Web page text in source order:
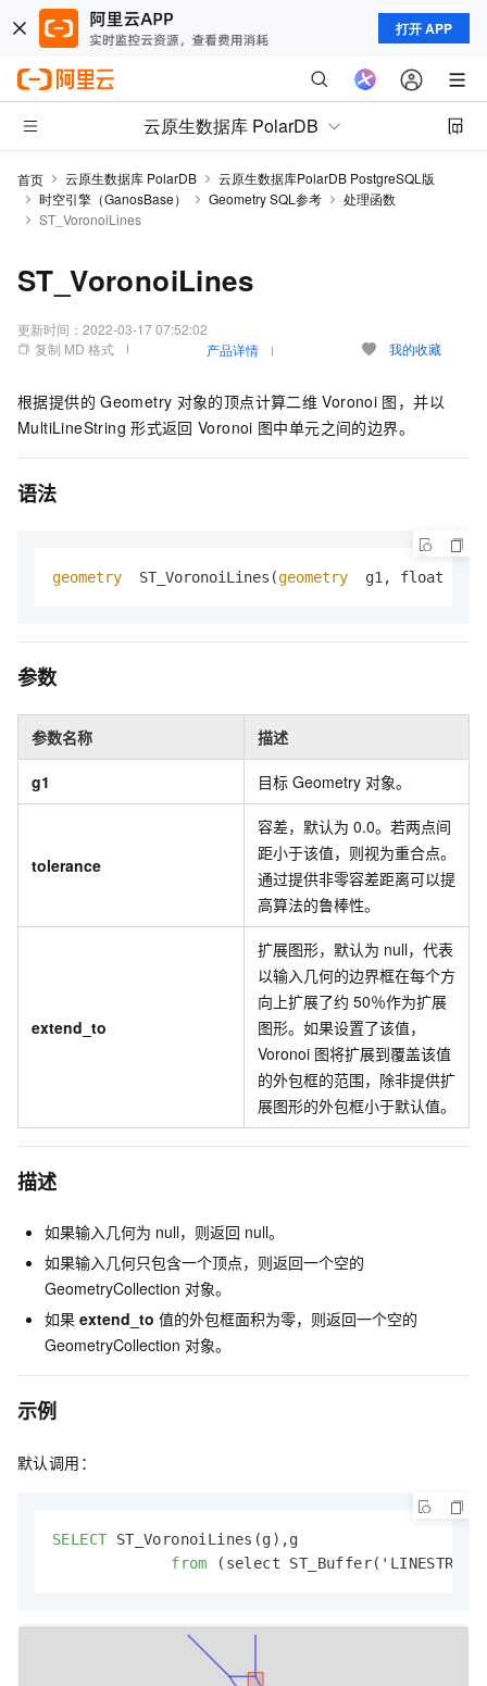
打开 APP
云原生数据库 PolarDB
首页 云原生数据库 PolarDB
云原生数据库PolarDB PostgreSQL版
时空引擎（GanosBase）
Geometry SQL参考
处理函数
ST_VoronoiLines
ST_VoronoiLines
更新时间： 2022-03-17 07:52:02
复制 MD 格式
产品详情 我的收藏
根据提供的 Geometry 对象的顶点计算二维 Voronoi 图，并以
MultiLineString 形式返回 Voronoi 图中单元之间的边界。
语法
geometry ST_VoronoiLines(geometry g1, float
参数
参数名称 描述
g1 目标 Geometry 对象。
tolerance
容差，默认为 0.0。若两点间
距小于该值，则视为重合点。
通过提供非零容差距离可以提
高算法的鲁棒性。
extend_to
扩展图形，默认为 null，代表
以输入几何的边界框在每个方
向上扩展了约 50％作为扩展
图形。如果设置了该值，
Voronoi 图将扩展到覆盖该值
的外包框的范围，除非提供扩
展图形的外包框小于默认值。
描述
如果输入几何为 null，则返回 null。
如果输入几何只包含一个顶点，则返回一个空的
GeometryCollection 对象。
如果 extend_to 值的外包框面积为零，则返回一个空的
GeometryCollection 对象。
示例
默认调用：
SELECT ST_VoronoiLines(g),g
from (select